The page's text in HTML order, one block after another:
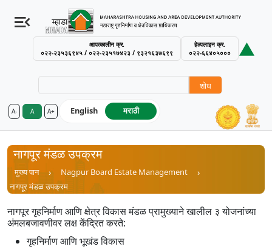
आपत्कालीन क्र.
०२२-२३५३६९४५ / ०२२-२३५१७४२३ / ९३२१६३७६९९
हेल्पलाइन क्र.
०२२-६६४०५०००
A- A A+ English मराठी
MHADA – Maharashtra Housing
नागपूर मंडळ उपक्रम
Breadcrumb
मुख्य पान
Nagpur Board Estate Management
नागपूर मंडळ उपक्रम
नागपूर गृहनिर्माण आणि क्षेत्र विकास मंडळ प्रामुख्याने खालील ३ योजनांच्या
अंमलबजावणीवर लक्ष केंद्रित करते:
गृहनिर्माण आणि भूखंड विकास